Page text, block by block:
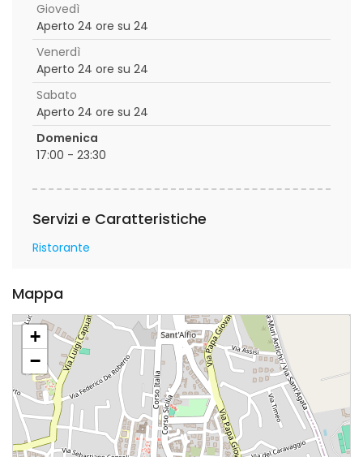
Giovedì
Aperto 24 ore su 24
Venerdì
Aperto 24 ore su 24
Sabato
Aperto 24 ore su 24
Domenica
17:00 - 23:30
Servizi e Caratteristiche
Ristorante
Mappa
+
−